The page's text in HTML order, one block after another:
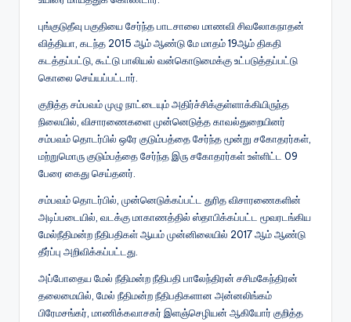
புங்குடுதீவு பகுதியை சேர்ந்த பாடசாலை மாணவி சிவலோகநாதன்
வித்தியா, கடந்த 2015 ஆம் ஆண்டு மே மாதம் 19ஆம் திகதி
கடத்தப்பட்டு, கூட்டு பாலியல் வன்கொடுமைக்கு உட்படுத்தப்பட்டு
கொலை செய்யப்பட்டார்.
குறித்த சம்பவம் முழு நாட்டையும் அதிர்ச்சிக்குள்ளாக்கியிருந்த
நிலையில், விசாரணைகளை முன்னெடுத்த காவல்துறையினர்
சம்பவம் தொடர்பில் ஒரே குடும்பத்தை சேர்ந்த மூன்று சகோதரர்கள்,
மற்றுமொரு குடும்பத்தை சேர்ந்த இரு சகோதரர்கள் உள்ளிட்ட 09
பேரை கைது செய்தனர்.
சம்பவம் தொடர்பில், முன்னெடுக்கப்பட்ட துரித விசாரணைகளின்
அடிப்படையில், வடக்கு மாகாணத்தில் ஸ்தாபிக்கப்பட்ட மூவரடங்கிய
மேல்நீதிமன்ற நீதிபதிகள் ஆயம் முன்னிலையில் 2017 ஆம் ஆண்டு
தீர்ப்பு அறிவிக்கப்பட்டது.
அப்போதைய மேல் நீதிமன்ற நீதிபதி பாலேந்திரன் சசிமகேந்திரன்
தலைமையில், மேல் நீதிமன்ற நீதிபதிகளான அன்னலிங்கம்
பிரேமசங்கர், மாணிக்கவாசகர் இளஞ்செழியன் ஆகியோர் குறித்த